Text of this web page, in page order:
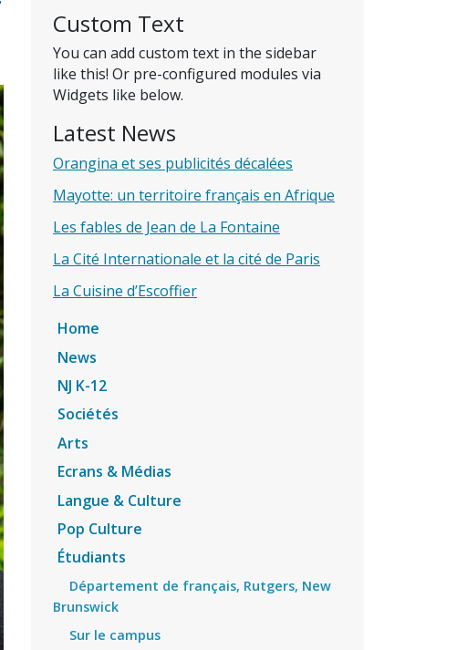
Custom Text
You can add custom text in the sidebar
like this! Or pre-configured modules via
Widgets like below.
Latest News
Orangina et ses publicités décalées
Mayotte: un territoire français en Afrique
Les fables de Jean de La Fontaine
La Cité Internationale et la cité de Paris
La Cuisine d’Escoffier
Home
News
NJ K-12
Sociétés
Arts
Ecrans & Médias
Langue & Culture
Pop Culture
Étudiants
Département de français, Rutgers, New
Brunswick
Sur le campus